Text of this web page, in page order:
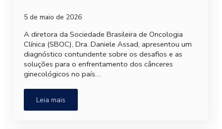
5 de maio de 2026
A diretora da Sociedade Brasileira de Oncologia
Clínica (SBOC), Dra. Daniele Assad, apresentou um
diagnóstico contundente sobre os desafios e as
soluções para o enfrentamento dos cânceres
ginecológicos no país…
Leia mais